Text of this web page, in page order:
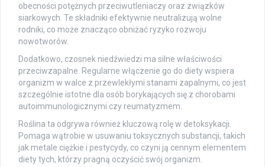
obecności potężnych przeciwutleniaczy oraz związków
siarkowych. Te składniki efektywnie neutralizują wolne
rodniki, co może znacząco obniżać ryzyko rozwoju
nowotworów.
Dodatkowo, czosnek niedźwiedzi ma silne właściwości
przeciwzapalne. Regularne włączenie go do diety wspiera
organizm w walce z przewlekłymi stanami zapalnymi, co jest
szczególnie istotne dla osób borykających się z chorobami
autoimmunologicznymi czy reumatyzmem.
Roślina ta odgrywa również kluczową rolę w detoksykacji.
Pomaga wątrobie w usuwaniu toksycznych substancji, takich
jak metale ciężkie i pestycydy, co czyni ją cennym elementem
diety tych, którzy pragną oczyścić swój organizm.